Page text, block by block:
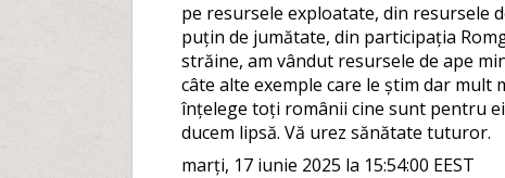
pe resursele exploatate, din resursele
puțin de jumătate, din participația
străine, am vândut resursele de ape
câte alte exemple care le știm dar mult
înțelege toți românii cine sunt pentru
ducem lipsă. Vă urez sănătate tuturor.
marți, 17 iunie 2025 la 15:54:00 EEST